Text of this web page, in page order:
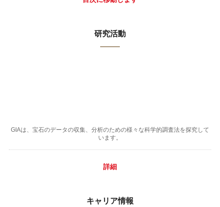
研究活動
GIAは、宝石のデータの収集、分析のための様々な科学的調査法を探究して
います。
詳細
キャリア情報